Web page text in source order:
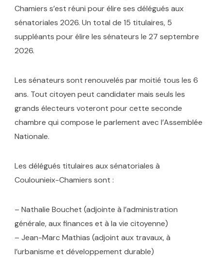
Chamiers s’est réuni pour élire ses délégués aux
sénatoriales 2026. Un total de 15 titulaires, 5
suppléants pour élire les sénateurs le 27 septembre
2026.
Les sénateurs sont renouvelés par moitié tous les 6
ans. Tout citoyen peut candidater mais seuls les
grands électeurs voteront pour cette seconde
chambre qui compose le parlement avec l’Assemblée
Nationale.
Les délégués titulaires aux sénatoriales à
Coulounieix-Chamiers sont :
– Nathalie Bouchet (adjointe à l’administration
générale, aux finances et à la vie citoyenne)
– Jean-Marc Mathias (adjoint aux travaux, à
l’urbanisme et développement durable)